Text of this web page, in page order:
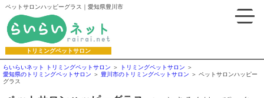
ペットサロンハッピーグラス｜愛知県豊川市
トリミングペットサロン
らいらいネット トリミングペットサロン
トリミングペットサロン
愛知県のトリミングペットサロン
豊川市のトリミングペットサロン
ペットサロンハッピー
グラス